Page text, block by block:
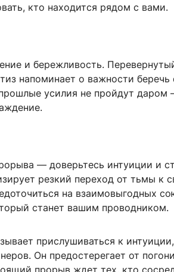
кто находится рядом с вами.
и бережливость.
напоминает о важности беречь
усилия не пройдут даром
— доверьтесь интуиции и
резкий переход от тьмы к
на взаимовыгодных
станет вашим проводником.
прислушиваться к
Он предостерегает от